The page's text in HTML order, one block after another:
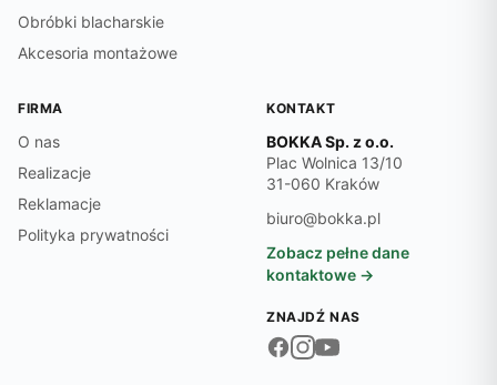
Obróbki blacharskie
Akcesoria montażowe
FIRMA
O nas
Realizacje
Reklamacje
Polityka prywatności
KONTAKT
BOKKA Sp. z o.o.
Plac Wolnica 13/10
31-060 Kraków
biuro@bokka.pl
Zobacz pełne dane
kontaktowe →
ZNAJDŹ NAS